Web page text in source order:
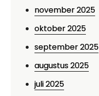
november 2025
oktober 2025
september 2025
augustus 2025
juli 2025